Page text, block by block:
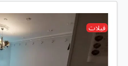
فيلات